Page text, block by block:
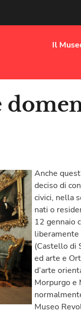
Il
Anche que
deciso di
civici, nella
nati o
12 gennaio
(Castello di
ed arte e
d’arte
Morpurgo e
Museo